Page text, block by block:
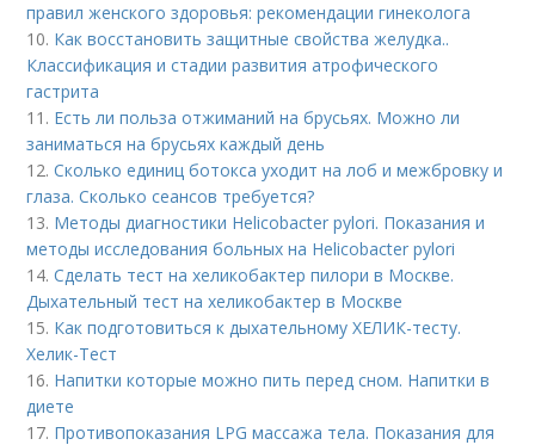
правил женского здоровья: рекомендации гинеколога
10. Как восстановить защитные свойства желудка..
Классификация и стадии развития атрофического
гастрита
11. Есть ли польза отжиманий на брусьях. Можно ли
заниматься на брусьях каждый день
12.Сколько единиц ботокса уходит на лоб и межбровку и
глаза. Сколько сеансов требуется?
13. Методы диагностики Helicobacter pylori. Показания и
методы исследования больных на Helicobacter pylori
14.Сделать тест на хеликобактер пилори в Москве.
Дыхательный тест на хеликобактер в Москве
15. Как подготовиться к дыхательному ХЕЛИК-тесту.
Хелик-Тест
16. Напитки которые можно пить перед сном. Напитки в
диете
17. Противопоказания LPG массажа тела. Показания для